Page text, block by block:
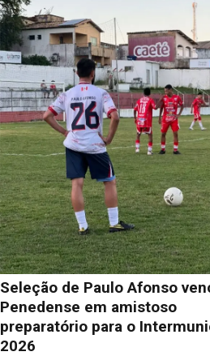
Seleção de Paulo Afonso
Penedense em amistoso
preparatório para o
2026